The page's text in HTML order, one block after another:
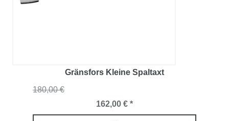
Gränsfors Kleine Spaltaxt
180,00 €
162,00 € *